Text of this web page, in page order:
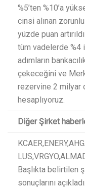
%5’ten %10’a
cinsi alınan
yüzde puan
tüm vadelerde %4
adımların
çekeceğini ve
rezervine 2 milyar
hesaplıyoruz.
Diğer Şirket
Başlıkta belirtilen
sonuçlarını